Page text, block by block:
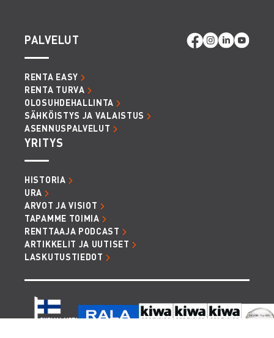
PALVELUT
RENTA EASY
RENTA TURVA
OLOSUHDEHALLINTA
SÄHKÖISTYS JA VALAISTUS
ASENNUSPALVELUT
YRITYS
HISTORIA
URA
ARVOT JA VISIOT
TAPAMME TOIMIA
RENTTAAJA PODCAST
ARTIKKELIT JA UUTISET
LASKUTUSTIEDOT